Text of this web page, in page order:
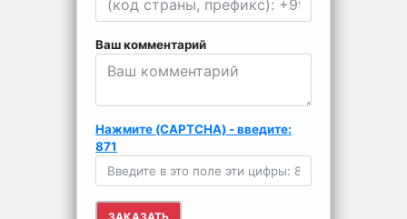
Ваш комментарий
Нажмите (CAPTCHA) - введите:
871